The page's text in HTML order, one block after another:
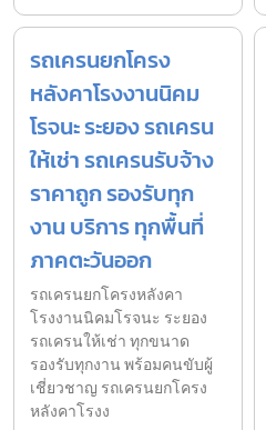
รถเครนยกโครง
หลังคาโรงงานนิคม
โรจนะ ระยอง รถเครน
ให้เช่า รถเครนรับจ้าง
ราคาถูก รองรับทุก
งาน บริการ ทุกพื้นที่
ภาคตะวันออก
รถเครนยกโครงหลังคา
โรงงานนิคมโรจนะ ระยอง
รถเครนให้เช่า ทุกขนาด
รองรับทุกงาน พร้อมคนขับผู้
เชี่ยวชาญ รถเครนยกโครง
หลังคาโรงง